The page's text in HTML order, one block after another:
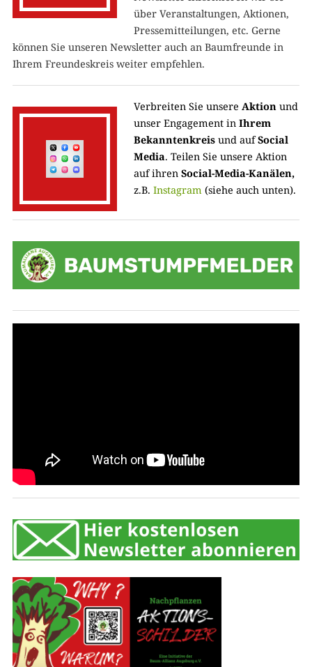
über Veranstaltungen, Aktionen,
Pressemitteilungen, etc. Gerne
können Sie unseren Newsletter auch an Baumfreunde in
Ihrem Freundeskreis weiter empfehlen.
Verbreiten Sie unsere Aktionund
unser Engagement in Ihrem
Bekanntenkreis und aufSocial
Media. Teilen Sie unsere Aktion
auf ihren Social-Media-Kanälen,
z.B. Instagram(siehe auch unten).